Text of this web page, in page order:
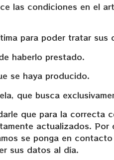
las condiciones en el
para poder tratar sus
haberlo prestado.
se haya producido.
que busca
que para la correcta
actualizados.
se ponga en
sus datos al día.